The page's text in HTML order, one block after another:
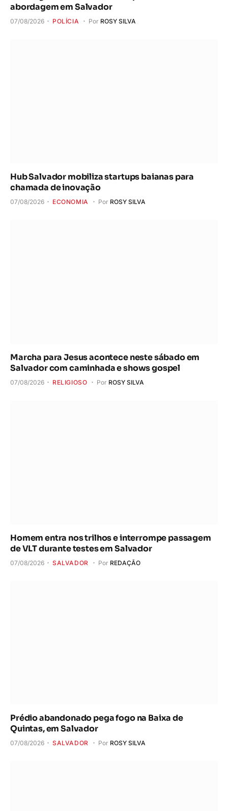
abordagem em Salvador
07/08/2026 POLÍCIA Por ROSY SILVA
Hub Salvador mobiliza startups baianas para
chamada de inovação
07/08/2026 ECONOMIA Por ROSY SILVA
Marcha para Jesus acontece neste sábado em
Salvador com caminhada e shows gospel
07/08/2026 RELIGIOSO Por ROSY SILVA
Homem entra nos trilhos e interrompe passagem
de VLT durante testes em Salvador
07/08/2026 SALVADOR Por REDAÇÃO
Prédio abandonado pega fogo na Baixa de
Quintas, em Salvador
07/08/2026 SALVADOR Por ROSY SILVA